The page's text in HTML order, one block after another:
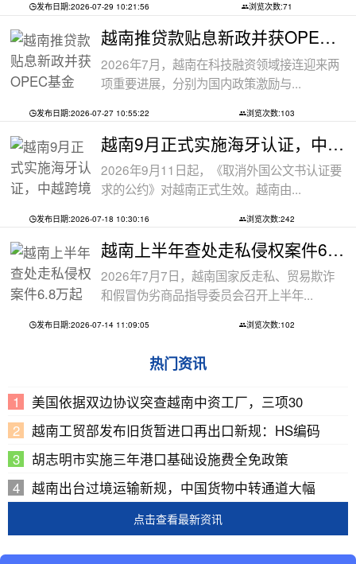
发布日期:2026-07-29 10:21:56 浏览次数:71
越南推贷款贴息新政并获OPEC基金5000万美
2026年7月，越南在科技融资领域接连迎来两
项重要进展，分别为国内政策激励与...
发布日期:2026-07-27 10:55:22 浏览次数:103
越南9月正式实施海牙认证，中越跨境文件
2026年9月11日起，《取消外国公文书认证要
求的公约》对越南正式生效。越南由...
发布日期:2026-07-18 10:30:16 浏览次数:242
越南上半年查处走私侵权案件6.8万起
2026年7月7日，越南国家反走私、贸易欺诈
和假冒伪劣商品指导委员会召开上半年...
发布日期:2026-07-14 11:09:05 浏览次数:102
热门资讯
美国依据双边协议突查越南中资工厂，三项30
越南工贸部发布旧货暂进口再出口新规：HS编码
胡志明市实施三年港口基础设施费全免政策
越南出台过境运输新规，中国货物中转通道大幅
点击查看最新资讯